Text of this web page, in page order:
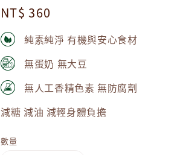
Regular
price
NT$ 360
純素純淨 有機與安心食材
無蛋奶 無大豆
無人工香精色素 無防腐劑
減糖 減油 減輕身體負擔
數量